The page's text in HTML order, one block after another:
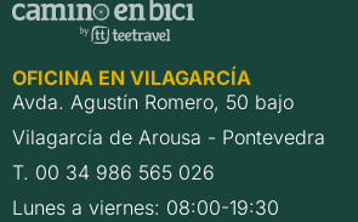
OFICINA EN VILAGARCÍA
Avda. Agustín Romero, 50 bajo
Vilagarcía de Arousa - Pontevedra
T. 00 34 986 565 026
Lunes a viernes: 08:00-19:30